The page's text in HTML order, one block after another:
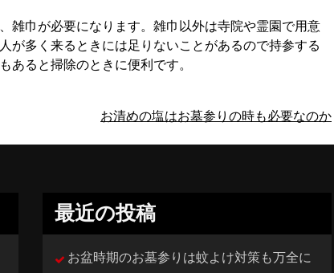
雑巾が必要になります。雑巾以外は寺院や霊園で用意
が多く来るときには足りないことがあるので持参する
あると掃除のときに便利です。
お清めの塩はお墓参りの時も必要なのか
最近の投稿
お盆時期のお墓参りは蚊よけ対策も万全に